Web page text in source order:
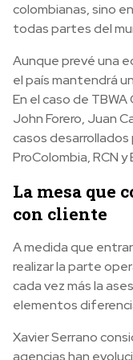
colombianas, sino
todas partes del
Aunque prevé una
el país mantendrá
En el caso de
John Forero, Juan
casos desarrollados
ProColombia, RCN y
La mesa que
con cliente
A medida que
realizar la parte
cada vez más la
elementos
Xavier Serrano
agencias han